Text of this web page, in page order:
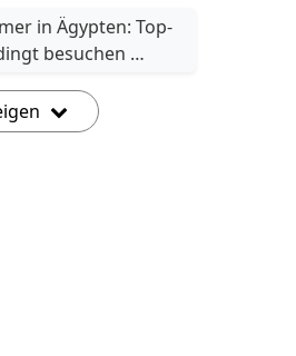
in Ägypten: Top-
besuchen